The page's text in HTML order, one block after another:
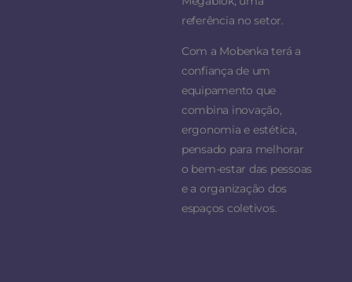
referência no setor.
Com a Mobenka terá a
confiança de um
equipamento que
combina inovação,
ergonomia e estética,
pensado para melhorar
o bem-estar das pessoas
e a organização dos
espaços coletivos.